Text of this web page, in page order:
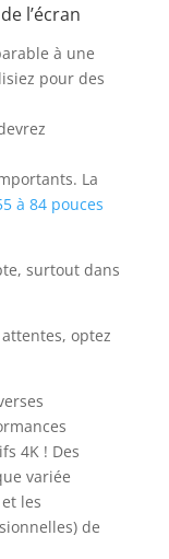
l’écran
à une
pour des
La
à 84 pouces
surtout dans
optez
4K ! Des
variée
les
de